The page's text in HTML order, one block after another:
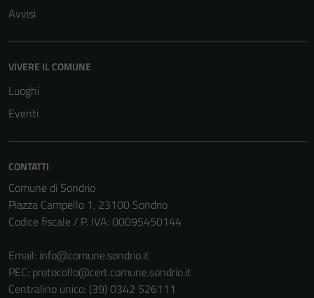
Avvisi
VIVERE IL COMUNE
Luoghi
Eventi
CONTATTI
Comune di Sondrio
Piazza Campello 1, 23100 Sondrio
Codice fiscale / P. IVA: 00095450144
Email: info@comune.sondrio.it
PEC: protocollo@cert.comune.sondrio.it
Centralino unico: (39) 0342 526111
Questi cookie
essere
personali.